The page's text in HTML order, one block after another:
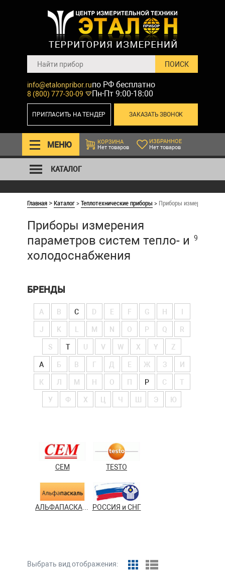
info@etalonpribor.ru
8 (800) 777-30-09
по РФ бесплатно
Пн-Пт 9:00-18:00
ЗАКАЗАТЬ ЗВОНОК
ПРИГЛАСИТЬ НА ТЕНДЕР
МЕНЮ
КОРЗИНА
Нет товаров
ИЗБРАННОЕ
Нет товаров
КАТАЛОГ
Главная >Каталог>Теплотехнические приборы > Приборы измерения
Приборы измерения
параметров систем тепло- и
холодоснабжения
9
БРЕНДЫ
A B C D E F G H
J K M N O P Q R
S T V W X Y Z
А Б В Г Д Е Ж З И
К Л М Н О П Р С Т
У Ф Х Ч Э Ю
CEM TESTO
РОССИЯ и СНГ
Выбрать вид отображения: